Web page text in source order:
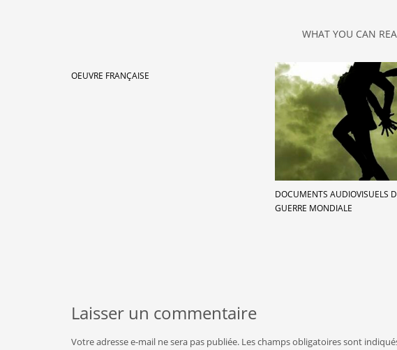
WHAT YOU CAN
OEUVRE FRANÇAISE
DOCUMENTS AUDIOVISUELS
GUERRE MONDIALE
Laisser un commentaire
Votre adresse e-mail ne sera pas publiée. Les champs obligatoires sont